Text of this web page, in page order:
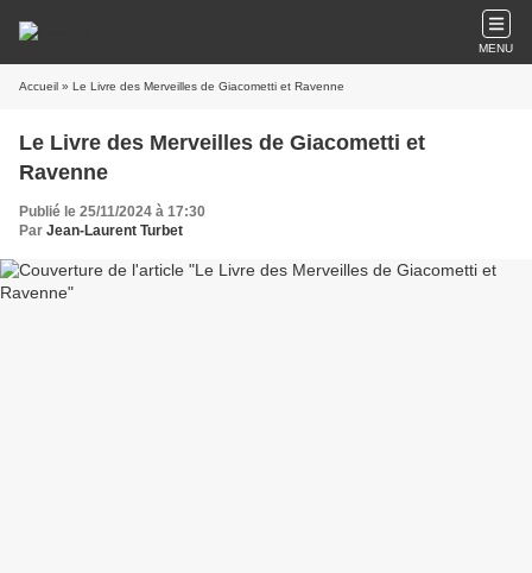
MENU
Accueil » Le Livre des Merveilles de Giacometti et Ravenne
Le Livre des Merveilles de Giacometti et
Ravenne
Publié le 25/11/2024 à 17:30
Par Jean-Laurent Turbet